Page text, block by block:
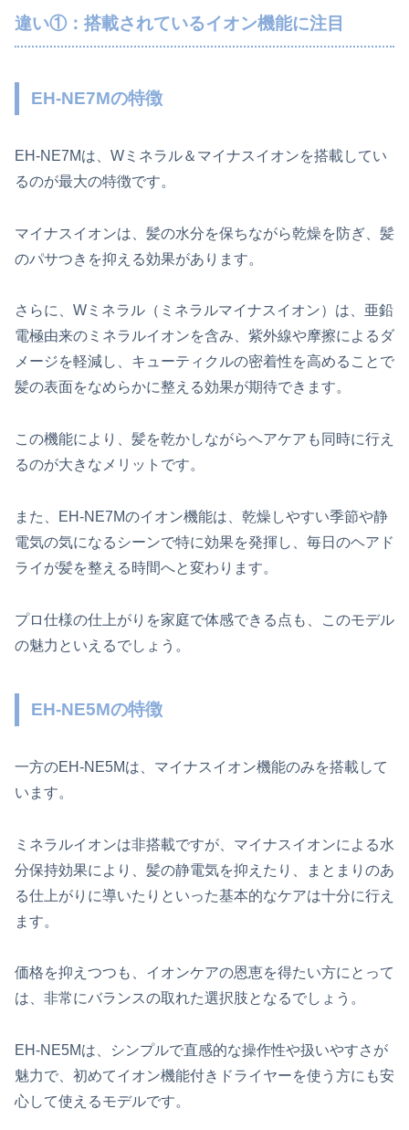
違い①：搭載されているイオン機能に注目
EH-NE7Mの特徴
EH-NE7Mは、Wミネラル＆マイナスイオンを搭載してい
るのが最大の特徴です。
マイナスイオンは、髪の水分を保ちながら乾燥を防ぎ、髪
のパサつきを抑える効果があります。
さらに、Wミネラル（ミネラルマイナスイオン）は、亜鉛
電極由来のミネラルイオンを含み、紫外線や摩擦によるダ
メージを軽減し、キューティクルの密着性を高めることで
髪の表面をなめらかに整える効果が期待できます。
この機能により、髪を乾かしながらヘアケアも同時に行え
るのが大きなメリットです。
また、EH-NE7Mのイオン機能は、乾燥しやすい季節や静
電気の気になるシーンで特に効果を発揮し、毎日のヘアド
ライが髪を整える時間へと変わります。
プロ仕様の仕上がりを家庭で体感できる点も、このモデル
の魅力といえるでしょう。
EH-NE5Mの特徴
一方のEH-NE5Mは、マイナスイオン機能のみを搭載して
います。
ミネラルイオンは非搭載ですが、マイナスイオンによる水
分保持効果により、髪の静電気を抑えたり、まとまりのあ
る仕上がりに導いたりといった基本的なケアは十分に行え
ます。
価格を抑えつつも、イオンケアの恩恵を得たい方にとって
は、非常にバランスの取れた選択肢となるでしょう。
EH-NE5Mは、シンプルで直感的な操作性や扱いやすさが
魅力で、初めてイオン機能付きドライヤーを使う方にも安
心して使えるモデルです。